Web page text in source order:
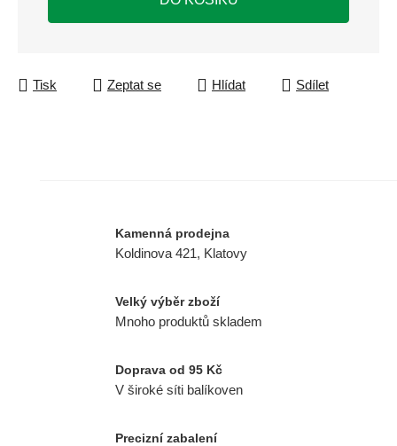
Tisk Zeptat se Hlídat Sdílet
Kamenná prodejna
Koldinova 421, Klatovy
Velký výběr zboží
Mnoho produktů skladem
Doprava od 95 Kč
V široké síti balíkoven
Precizní zabalení